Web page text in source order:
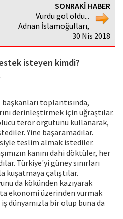
SONRAKİ HABER
Vurdu gol oldu...
Adnan İslamoğulları,
30 Nis 2018
isteyen kimdi?
toplantısında,
derinleştirmek için uğraştılar.
terör örgütünü kullanarak,
Yine başaramadılar.
teslim almak istediler.
kanını dahi döktüler, her
Türkiye'yi güney sınırları
kuşatmaya çalıştılar.
da kökünden kazıyarak
ekonomi üzerinden vurmak
dünyamızla bir olup buna da